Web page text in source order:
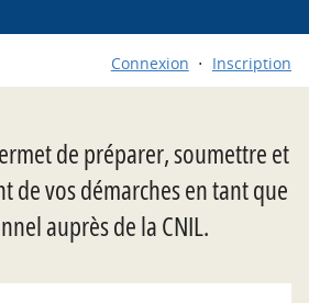
Connexion Inscription
de préparer, soumettre et
de vos démarches en tant que
auprès de la CNIL.